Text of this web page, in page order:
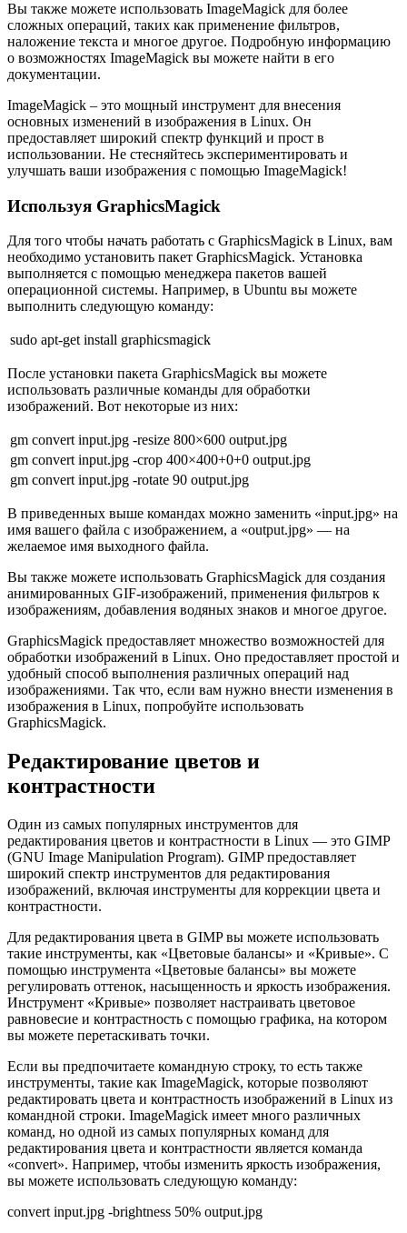
Вы также можете использовать ImageMagick для более
сложных операций, таких как применение фильтров,
наложение текста и многое другое. Подробную информацию
о возможностях ImageMagick вы можете найти в его
документации.
ImageMagick – это мощный инструмент для внесения
основных изменений в изображения в Linux. Он
предоставляет широкий спектр функций и прост в
использовании. Не стесняйтесь экспериментировать и
улучшать ваши изображения с помощью ImageMagick!
Используя GraphicsMagick
Для того чтобы начать работать с GraphicsMagick в Linux, вам
необходимо установить пакет GraphicsMagick. Установка
выполняется с помощью менеджера пакетов вашей
операционной системы. Например, в Ubuntu вы можете
выполнить следующую команду:
sudo apt-get install graphicsmagick
После установки пакета GraphicsMagick вы можете
использовать различные команды для обработки
изображений. Вот некоторые из них:
gm convert input.jpg -resize 800×600 output.jpg
gm convert input.jpg -crop 400×400+0+0 output.jpg
gm convert input.jpg -rotate 90 output.jpg
В приведенных выше командах можно заменить «input.jpg» на
имя вашего файла с изображением, а «output.jpg» — на
желаемое имя выходного файла.
Вы также можете использовать GraphicsMagick для создания
анимированных GIF-изображений, применения фильтров к
изображениям, добавления водяных знаков и многое другое.
GraphicsMagick предоставляет множество возможностей для
обработки изображений в Linux. Оно предоставляет простой и
удобный способ выполнения различных операций над
изображениями. Так что, если вам нужно внести изменения в
изображения в Linux, попробуйте использовать
GraphicsMagick.
Редактирование цветов и
контрастности
Один из самых популярных инструментов для
редактирования цветов и контрастности в Linux — это GIMP
(GNU Image Manipulation Program). GIMP предоставляет
широкий спектр инструментов для редактирования
изображений, включая инструменты для коррекции цвета и
контрастности.
Для редактирования цвета в GIMP вы можете использовать
такие инструменты, как «Цветовые балансы» и «Кривые». С
помощью инструмента «Цветовые балансы» вы можете
регулировать оттенок, насыщенность и яркость изображения.
Инструмент «Кривые» позволяет настраивать цветовое
равновесие и контрастность с помощью графика, на котором
вы можете перетаскивать точки.
Если вы предпочитаете командную строку, то есть также
инструменты, такие как ImageMagick, которые позволяют
редактировать цвета и контрастность изображений в Linux из
командной строки. ImageMagick имеет много различных
команд, но одной из самых популярных команд для
редактирования цвета и контрастности является команда
«convert». Например, чтобы изменить яркость изображения,
вы можете использовать следующую команду:
convert input.jpg -brightness 50% output.jpg